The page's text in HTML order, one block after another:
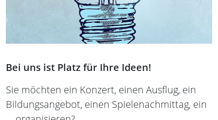
Bei uns ist Platz für Ihre Ideen!
Sie möchten ein Konzert, einen Ausflug, ein
Bildungsangebot, einen Spielenachmittag, ein